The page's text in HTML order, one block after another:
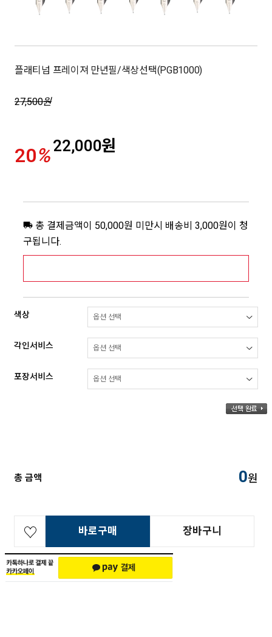
플래티넘 프레이져 만년필/색상선택(PGB1000)
27,500원
20%22,000원
총 결제금액이 50,000원 미만시 배송비 3,000원이 청
구됩니다.
색상
각인서비스
포장서비스
총 금액 0원
바로구매 장바구니